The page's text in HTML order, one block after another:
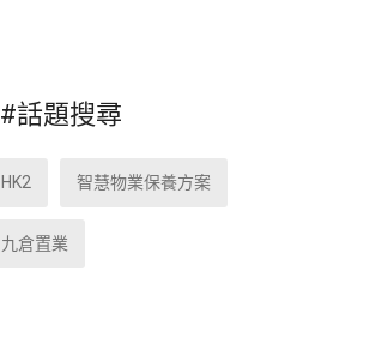
#話題搜尋
HK2 智慧物業保養方案
九倉置業